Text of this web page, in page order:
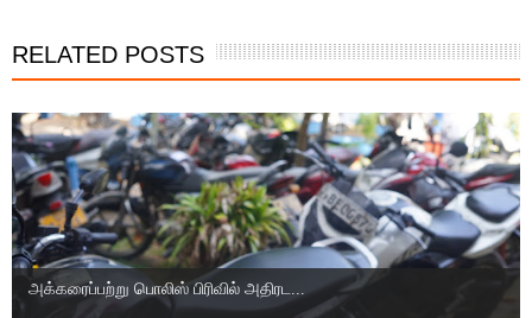
RELATED POSTS
அக்கரைப்பற்று பொலிஸ் பிரிவில் அதிரட...